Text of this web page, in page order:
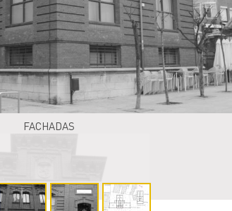
FACHADAS